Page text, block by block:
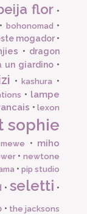
flor •
• bohonomad •
mogador•
• dragon
un giardino•
•kashura •
• lampe
•lexon
sophie
mewe • miho
•newtone
• pip studio
•seletti •
• the jacksons